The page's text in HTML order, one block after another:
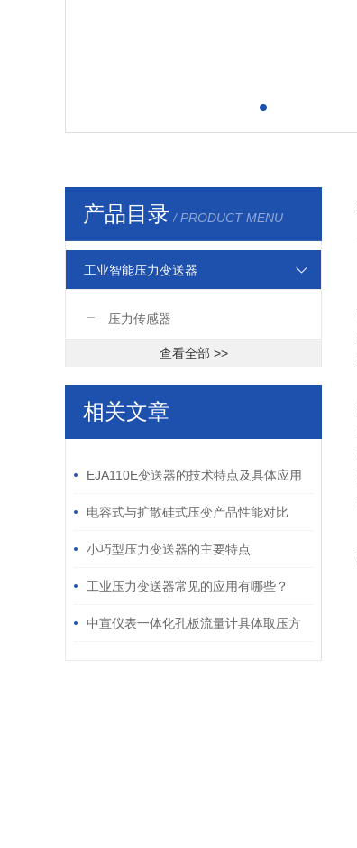
产品目录 / PRODUCT MENU
工业智能压力变送器
压力传感器
查看全部 >>
相关文章
EJA110E变送器的技术特点及具体应用
场景电容式与扩散硅式压变产品性能对比
小巧型压力变送器的主要特点
工业压力变送器常见的应用有哪些？
中宣仪表一体化孔板流量计具体取压方